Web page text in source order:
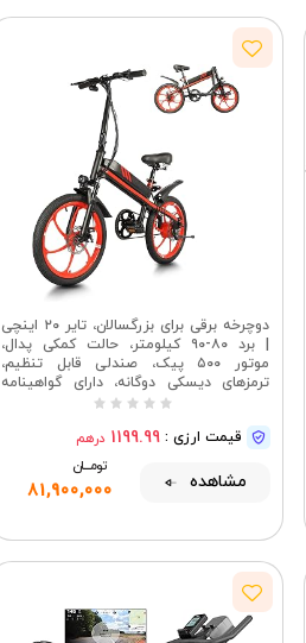
دوچرخه برقی برای بزرگسالان، تایر ۲۰ اینچی
| برد ۸۰-۹۰ کیلومتر، حالت کمکی پدال،
موتور ۵۰۰ پیک، صندلی قابل تنظیم،
ترمزهای دیسکی دوگانه، دارای گواهینامه
قیمت ارزی : 1199.99 درهم
تومــــــان
81,900,000 مشاهده